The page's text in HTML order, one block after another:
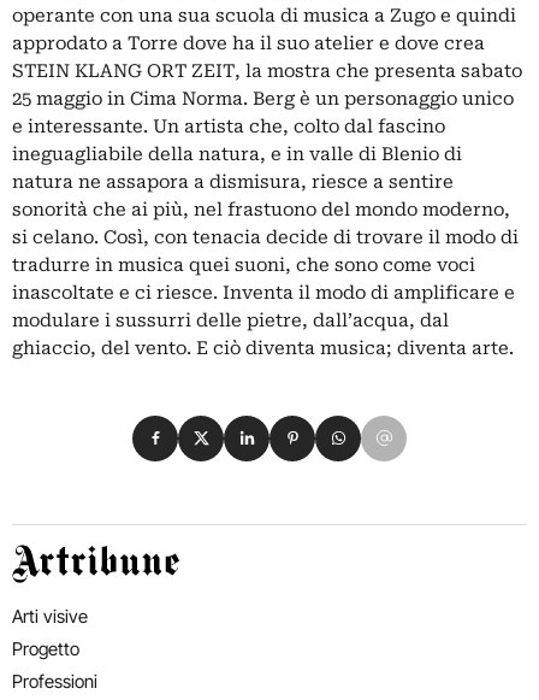
operante con una sua scuola di musica a Zugo e quindi
approdato a Torre dove ha il suo atelier e dove crea
STEIN KLANG ORT ZEIT, la mostra che presenta sabato
25 maggio in Cima Norma. Berg è un personaggio unico
e interessante. Un artista che, colto dal fascino
ineguagliabile della natura, e in valle di Blenio di
natura ne assapora a dismisura, riesce a sentire
sonorità che ai più, nel frastuono del mondo moderno,
si celano. Così, con tenacia decide di trovare il modo di
tradurre in musica quei suoni, che sono come voci
inascoltate e ci riesce. Inventa il modo di amplificare e
modulare i sussurri delle pietre, dall’acqua, dal
ghiaccio, del vento. E ciò diventa musica; diventa arte.
Condividi su Facebook
Condividi su X
Condividi su LinkedIn
Condividi su Pinterest
Condividi su WhatsApp
Condividi su Email
Artribune
Arti visive
Progetto
Professioni